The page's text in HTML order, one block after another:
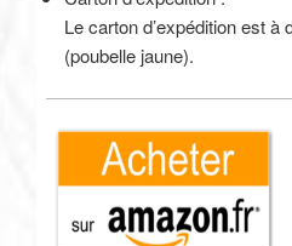
Le carton d’expédition est
(poubelle jaune).